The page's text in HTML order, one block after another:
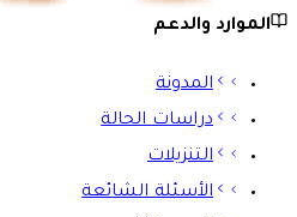
الموارد والدعم
المدونة
دراسات الحالة
التنزيلات
الأسئلة الشائعة